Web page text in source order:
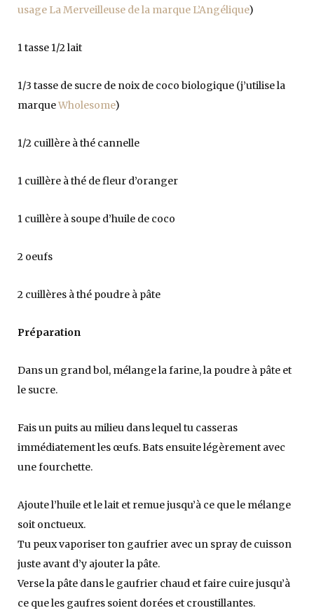
usage La Merveilleuse de la marque L’Angélique)
1 tasse 1/2 lait
1/3 tasse de sucre de noix de coco biologique (j’utilise la
marqueWholesome)
1/2 cuillère à thé cannelle
1 cuillère à thé de fleur d’oranger
1 cuillère à soupe d’huile de coco
2 oeufs
2 cuillères à thé poudre à pâte
Préparation
Dans un grand bol, mélange la farine, la poudre à pâte et
le sucre.
Fais un puits au milieu dans lequel tu casseras
immédiatement les œufs. Bats ensuite légèrement avec
une fourchette.
Ajoute l’huile et le lait et remue jusqu’à ce que le mélange
soit onctueux.
Tu peux vaporiser ton gaufrier avec un spray de cuisson
juste avant d’y ajouter la pâte.
Verse la pâte dans le gaufrier chaud et faire cuire jusqu’à
ce que les gaufres soient dorées et croustillantes.